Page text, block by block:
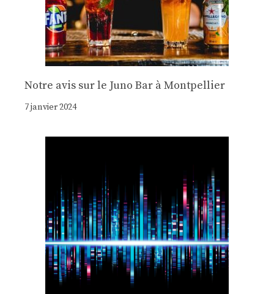
Notre avis sur le Juno Bar à Montpellier
7 janvier 2024